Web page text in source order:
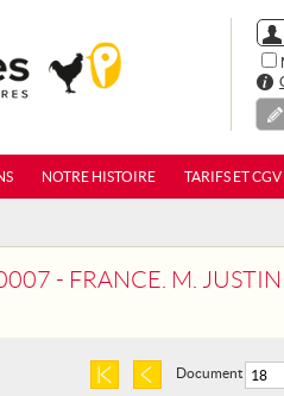
NOTRE HISTOIRE TARIFS ET CGV
M. JUSTIN GODART, SOUS-
Document